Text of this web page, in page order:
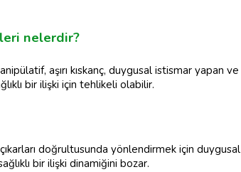
nelerdir?
aşırı kıskanç, duygusal istismar yapan ve
bir ilişki için tehlikeli olabilir.
doğrultusunda yönlendirmek için duygusal
bir ilişki dinamiğini bozar.